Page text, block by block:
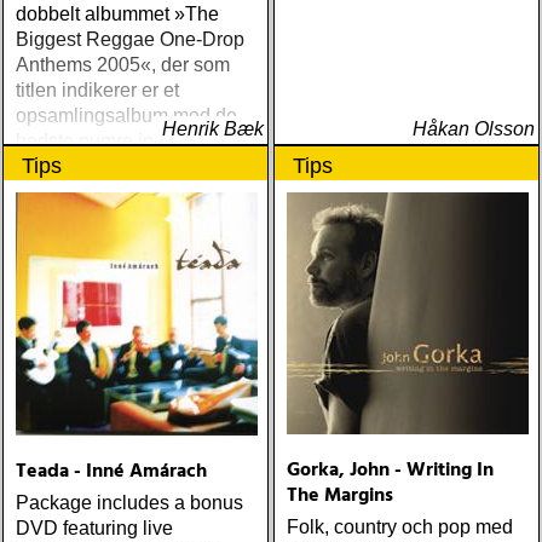
dobbelt albummet »The
Biggest Reggae One-Drop
Anthems 2005«, der som
titlen indikerer er et
opsamlingsalbum med de
bedste numre indenfor den
populære reggaestil kaldet
one-drop
Henrik Bæk Håkan Olsson
Tips
Teada - Inné Amárach
Package includes a bonus
DVD featuring live
Tips
Gorka, John - Writing In
The Margins
Folk, country och pop med